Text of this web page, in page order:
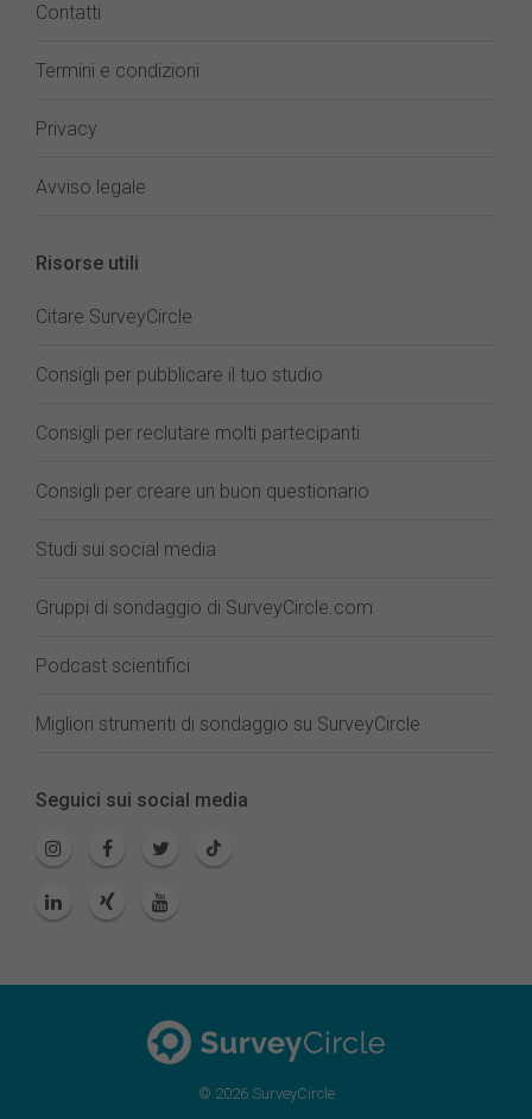
Contatti
Termini e condizioni
Privacy
Avviso legale
Risorse utili
Citare SurveyCircle
Consigli per pubblicare il tuo studio
Consigli per reclutare molti partecipanti
Consigli per creare un buon questionario
Studi sui social media
Gruppi di sondaggio di SurveyCircle.com
Podcast scientifici
Migliori strumenti di sondaggio su SurveyCircle
Seguici sui social media
© 2026 SurveyCircle